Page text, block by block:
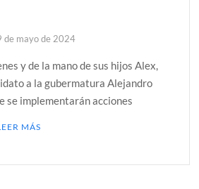
de mayo de 2024
y de la mano de sus hijos Alex,
a la gubermatura Alejandro
se implementarán acciones
MÁS